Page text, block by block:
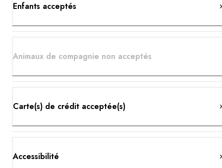
Enfants acceptés
Animaux de compagnie non acceptés
Carte(s) de crédit acceptée(s)
Accessibilité